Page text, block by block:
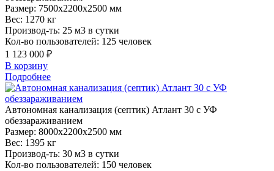
Размер: 7500x2200x2500 мм
Вес: 1270 кг
Производ-ть: 25 м3 в сутки
Кол-во пользователей: 125 человек
1 123 000 ₽
В корзину
Подробнее
Автономная канализация (септик) Атлант 30 с УФ
обеззараживанием
Размер: 8000x2200x2500 мм
Вес: 1395 кг
Производ-ть: 30 м3 в сутки
Кол-во пользователей: 150 человек